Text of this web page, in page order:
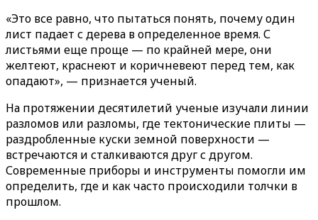
«Это все равно, что пытаться понять, почему один
лист падает с дерева в определенное время. С
листьями еще проще — по крайней мере, они
желтеют, краснеют и коричневеют перед тем, как
опадают», — признается ученый.
На протяжении десятилетий ученые изучали линии
разломов или разломы, где тектонические плиты —
раздробленные куски земной поверхности —
встречаются и сталкиваются друг с другом.
Современные приборы и инструменты помогли им
определить, где и как часто происходили толчки в
прошлом.